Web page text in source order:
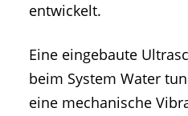
entwickelt.
Eine eingebaute
beim System Water
eine mechanische